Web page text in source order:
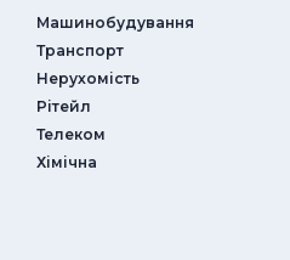
Машинобудування
Транспорт
Нерухомість
Рітейл
Телеком
Хімічна